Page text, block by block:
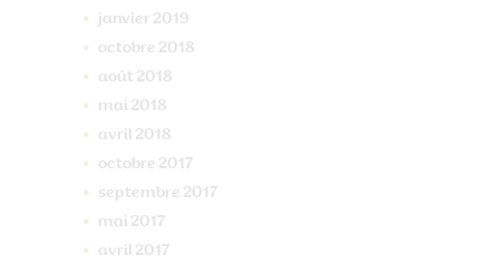
janvier 2019
octobre 2018
août 2018
mai 2018
avril 2018
octobre 2017
septembre 2017
mai 2017
avril 2017